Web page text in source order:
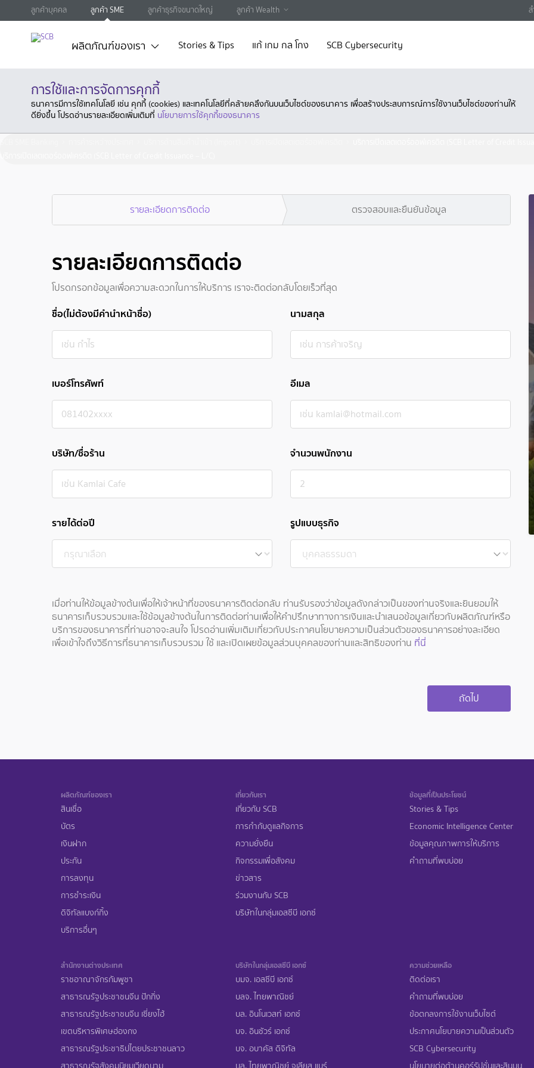
ลูกค้าบุคคล ลูกค้า SME ลูกค้าธุรกิจขนาดใหญ่ ลูกค้า Wealth
ผลิตภัณฑ์ของเรา Stories & Tips แก้ เกม กล โกง SCB Cybersecurity
การใช้และการจัดการคุกกี้
ธนาคารมีการใช้เทคโนโลยี เช่น คุกกี้ (cookies) และเทคโนโลยีที่คล้ายคลึงกันบนเว็บไซต์ของธนาคาร เพื่อสร้างประสบการณ์การใช้งานเว็บไซต์ของท่านให้
ดียิ่งขึ้น โปรดอ่านรายละเอียดเพิ่มเติมที่ นโยบายการใช้คุกกี้ของธนาคาร
รายละเอียดการติดต่อ ตรวจสอบและยืนยันข้อมูล
รายละเอียดการติดต่อ
โปรดกรอกข้อมูลเพื่อความสะดวกในการให้บริการ เราจะติดต่อกลับโดยเร็วที่สุด
ชื่อ(ไม่ต้องมีคำนำหน้าชื่อ) นามสกุล
เบอร์โทรศัพท์ อีเมล
บริษัท/ชื่อร้าน จำนวนพนักงาน
รายได้ต่อปี รูปแบบธุรกิจ
เมื่อท่านให้ข้อมูลข้างต้นเพื่อให้เจ้าหน้าที่ของธนาคารติดต่อกลับ ท่านรับรองว่าข้อมูลดังกล่าวเป็นของท่านจริงและยินยอมให้
ธนาคารเก็บรวบรวมและใช้ข้อมูลข้างต้นในการติดต่อท่านเพื่อให้คำปรึกษาทางการเงินและนำเสนอข้อมูลเกี่ยวกับผลิตภัณฑ์หรือ
บริการของธนาคารที่ท่านอาจจะสนใจ โปรดอ่านเพิ่มเติมเกี่ยวกับประกาศนโยบายความเป็นส่วนตัวของธนาคารอย่างละเอียด
เพื่อเข้าใจถึงวิธีการที่ธนาคารเก็บรวบรวม ใช้ และเปิดเผยข้อมูลส่วนบุคคลของท่านและสิทธิของท่าน ที่นี่
ผลิตภัณฑ์ของเรา
สินเชื่อ
บัตร
เงินฝาก
ประกัน
การลงทุน
การชำระเงิน
ดิจิทัลแบงก์กิ้ง
บริการอื่นๆ
เกี่ยวกับเรา
เกี่ยวกับ SCB
การกำกับดูแลกิจการ
ความยั่งยืน
กิจกรรมเพื่อสังคม
ข่าวสาร
ร่วมงานกับ SCB
บริษัทในกลุ่มเอสซีบี เอกซ์
ข้อมูลที่เป็นประโยชน์
Stories & Tips
Economic Intelligence Center
ข้อมูลคุณภาพการให้บริการ
คำถามที่พบบ่อย
สำนักงานต่างประเทศ
ราชอาณาจักรกัมพูชา
สาธารณรัฐประชาชนจีน ปักกิ่ง
สาธารณรัฐประชาชนจีน เซี่ยงไฮ้
เขตบริหารพิเศษฮ่องกง
สาธารณรัฐประชาธิปไตยประชาชนลาว
บริษัทในกลุ่มเอสซีบี เอกซ์
บมจ. เอสซีบี เอกซ์
บลจ. ไทยพาณิชย์
บล. อินโนเวสท์ เอกซ์
บจ. อินชัวร์ เอกซ์
บจ. อบาคัส ดิจิทัล
ความช่วยเหลือ
ติดต่อเรา
คำถามที่พบบ่อย
ข้อตกลงการใช้งานเว็บไซต์
ประกาศนโยบายความเป็นส่วนตัว
SCB Cybersecurity